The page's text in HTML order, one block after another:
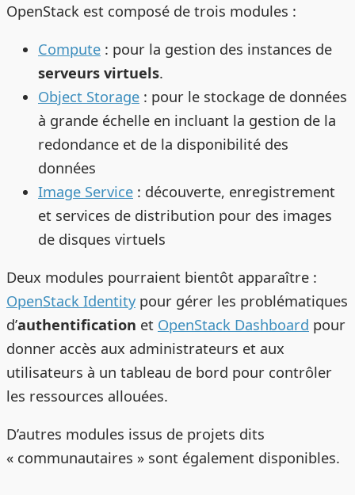
OpenStack est composé de trois modules :
Compute : pour la gestion des instances de
serveurs virtuels.
Object Storage : pour le stockage de données
à grande échelle en incluant la gestion de la
redondance et de la disponibilité des
données
Image Service : découverte, enregistrement
et services de distribution pour des images
de disques virtuels
Deux modules pourraient bientôt apparaître :
OpenStack Identity pour gérer les problématiques
d’authentification et OpenStack Dashboard pour
donner accès aux administrateurs et aux
utilisateurs à un tableau de bord pour contrôler
les ressources allouées.
D’autres modules issus de projets dits
« communautaires » sont également disponibles.